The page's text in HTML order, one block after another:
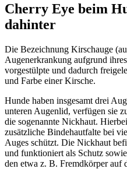
Cherry Eye beim
dahinter
Die Bezeichnung Kirschauge
Augenerkrankung aufgrund
vorgestülpte und dadurch
und Farbe einer Kirsche.
Hunde haben insgesamt drei
unteren Augenlid, verfügen sie
die sogenannte Nickhaut.
zusätzliche Bindehautfalte bei
Auges schützt. Die Nickhaut
und funktioniert als Schutz
den etwa z. B. Fremdkörper auf